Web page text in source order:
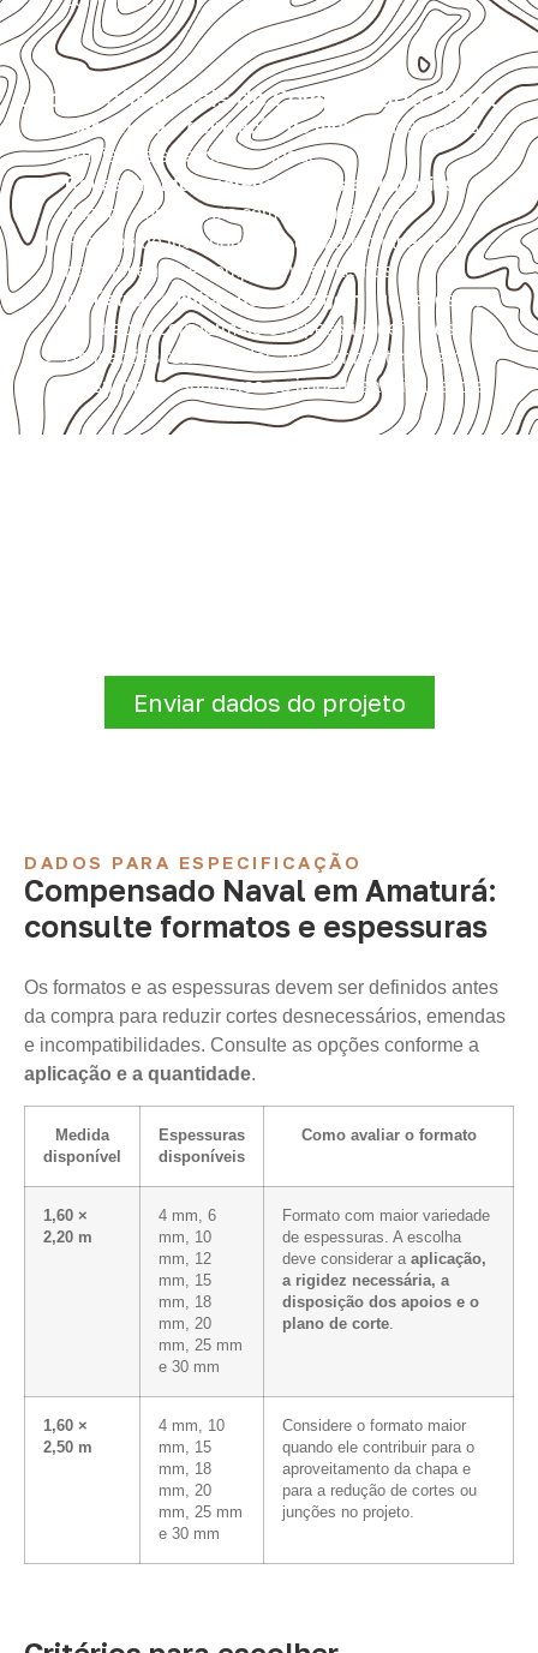
Usos profissionais do Compensado Naval
Marcenaria e fabricação de móveis
destinados a
ambientes sujeitos à umidade.
Revestimentos, paredes, pisos e divisórias
quando compatíveis com a ficha técnica.
Projetos de transporte que utilizam chapas em
revestimentos e componentes internos.
Indústrias e linhas de montagem
que necessitam
de chapas com formato e espessura definidos.
Aplicações relacionadas ao setor náutico, sem
presumir uso submerso ou impermeabilidade total.
Enviar dados do projeto
DADOS PARA ESPECIFICAÇÃO
Compensado Naval em Amaturá:
consulte formatos e espessuras
Os formatos e as espessuras devem ser definidos antes
da compra para reduzir cortes desnecessários, emendas
e incompatibilidades. Consulte as opções conforme a
aplicação e a quantidade.
Medida
disponível
Espessuras
disponíveis
Como avaliar o formato
1,60 ×
2,20 m
4 mm, 6
mm, 10
mm, 12
mm, 15
mm, 18
mm, 20
mm, 25 mm
e 30 mm
Formato com maior variedade
de espessuras. A escolha
deve considerar a aplicação,
a rigidez necessária, a
disposição dos apoios e o
plano de corte.
1,60 ×
2,50 m
4 mm, 10
mm, 15
mm, 18
mm, 20
mm, 25 mm
e 30 mm
Considere o formato maior
quando ele contribuir para o
aproveitamento da chapa e
para a redução de cortes ou
junções no projeto.